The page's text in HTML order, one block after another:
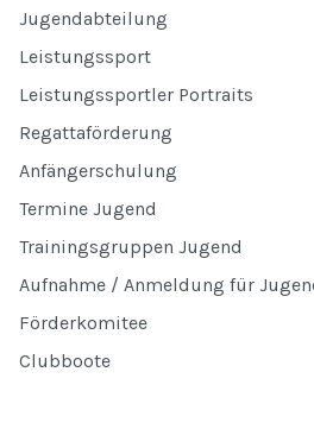
Jugendabteilung
Leistungssport
Leistungssportler Portraits
Regattaförderung
Anfängerschulung
Termine Jugend
Trainingsgruppen Jugend
Aufnahme / Anmeldung für
Förderkomitee
Clubboote